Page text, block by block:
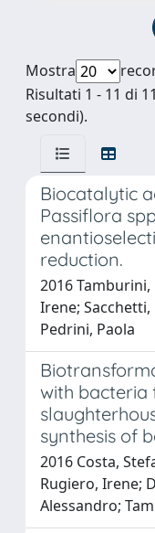
Mostra
Risultati 1 - 11 di
secondi).
Biocatalytic
Passiflora
reduction.
2016 Tamburini,
Irene;
Pedrini, Paola
with bacteria
synthesis of
2016 Costa,
Rugiero, Irene;
Alessandro;